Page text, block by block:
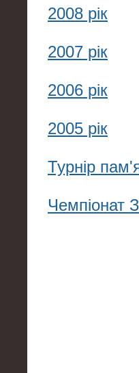
2008 рік
2007 рік
2006 рік
2005 рік
Турнір
Чемпіонат